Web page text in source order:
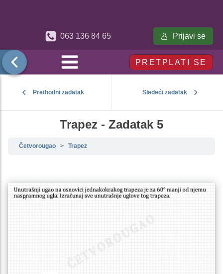
063 136 84 65 Prijavi se
PRETPLATI SE
Prethodni zadatak Sledeći zadatak
Trapez - Zadatak 5
Četvorougao Trapez